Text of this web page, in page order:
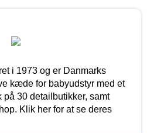
i 1973 og er Danmarks
kæde for babyudstyr med et
30 detailbutikker, samt
Klik her for at se deres